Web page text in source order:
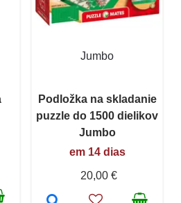
Jumbo
Podložka na skladanie
puzzle do 1500 dielikov
Jumbo
em 14 dias
20,00 €